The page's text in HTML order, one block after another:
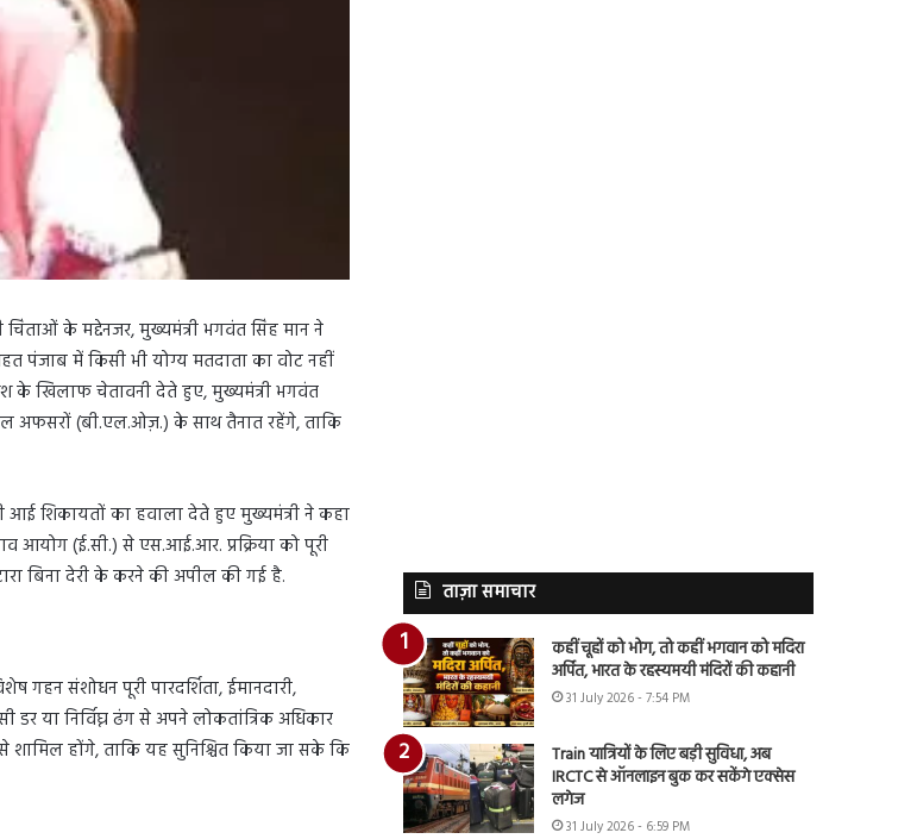
के मद्देनजर, मुख्यमंत्री भगवंत सिंह मान ने
पंजाब में किसी भी योग्य मतदाता का वोट नहीं
के खिलाफ चेतावनी देते हुए, मुख्यमंत्री भगवंत
अफसरों (बी.एल.ओज़.) के साथ तैनात रहेंगे, ताकि
आई शिकायतों का हवाला देते हुए मुख्यमंत्री ने कहा
आयोग (ई.सी.) से एस.आई.आर. प्रक्रिया को पूरी
बिना देरी के करने की अपील की गई है.
गहन संशोधन पूरी पारदर्शिता, ईमानदारी,
डर या निर्विघ्न ढंग से अपने लोकतांत्रिक अधिकार
से शामिल होंगे, ताकि यह सुनिश्चित किया जा सके कि
ताज़ा समाचार
कहीं चूहों को भोग, तो कहीं भगवान को मदिरा
अर्पित, भारत के रहस्यमयी मंदिरों की कहानी
31 July 2026 - 7:54 PM
Train यात्रियों के लिए बड़ी सुविधा, अब
IRCTC से ऑनलाइन बुक कर सकेंगे एक्सेस
लगेज
31 July 2026 - 6:59 PM